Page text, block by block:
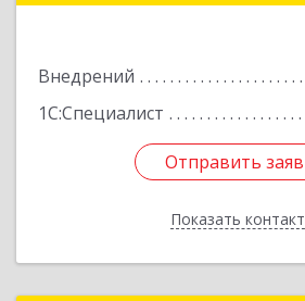
Внедрений
1С:Специалист
Отправить
Показать
Отправить
Назад